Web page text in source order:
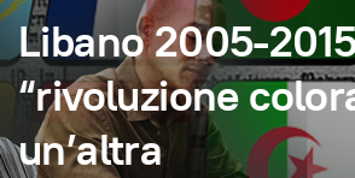
Libano 2005-
“rivoluzione
un’altra